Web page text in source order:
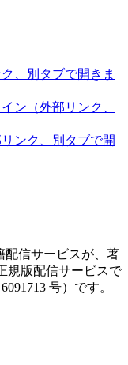
ク、別タブで開きま
ン （外部リンク、
リンク、別タブで開
配信サービスが、著
規版配信サービスで
号）です。